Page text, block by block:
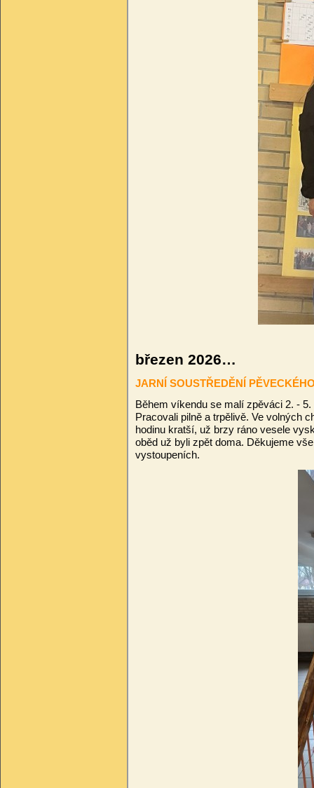
březen 2026…
JARNÍ SOUSTŘEDĚNÍ
Během víkendu se malí zpěváci 2. -
Pracovali pilně a trpělivě. Ve volných
hodinu kratší, už brzy ráno vesele
oběd už byli zpět doma. Děkujeme
vystoupeních.